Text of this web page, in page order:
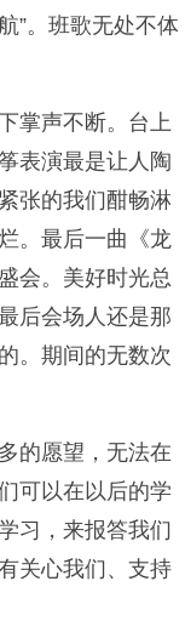
”。班歌无处不体
掌声不断。台上
表演最是让人陶
张的我们酣畅淋
。最后一曲《龙
会。美好时光总
后会场人还是那
。期间的无数次
的愿望，无法在
可以在以后的学
习，来报答我们
关心我们、支持